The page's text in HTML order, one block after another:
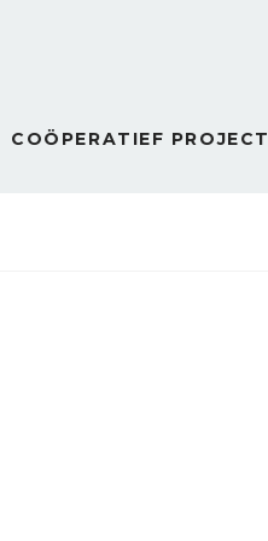
COÖPERATIEF PROJECT